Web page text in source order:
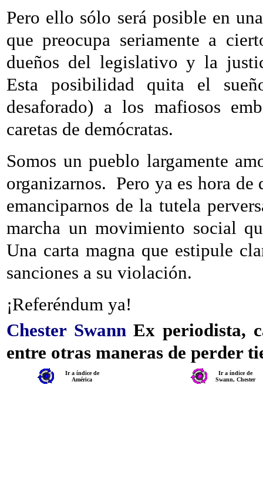
Pero ello sólo será posible en
que preocupa seriamente a
dueños del legislativo y la
Esta posibilidad quita el
desaforado) a los mafiosos
caretas de demócratas.
Somos un pueblo largamente
organizarnos. Pero ya es hora de
emanciparnos de la tutela
marcha un movimiento social
Una carta magna que estipule
sanciones a su violación.
¡Referéndum ya!
Chester Swann Ex periodista,
entre otras maneras de perder
Ir a índice de
América
Ir a índice de
Swann, Chester